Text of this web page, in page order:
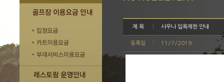
제 목 사우나 입욕제한 안내
등록일 11/7/2019